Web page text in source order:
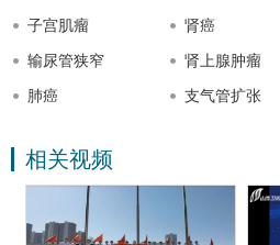
子宫肌瘤
肾癌
输尿管狭窄
肾上腺肿瘤
肺癌
支气管扩张
相关视频